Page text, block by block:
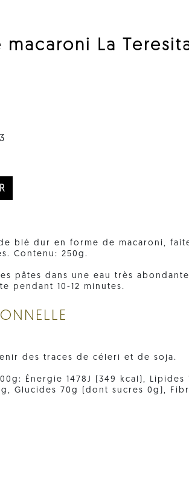
La
blé dur en forme de macaroni,
Contenu: 250g.
pâtes dans une eau très abondante
pendant 10-12 minutes.
des traces de céleri et de soja.
Énergie 1478J (349 kcal), Lipides
Glucides 70g (dont sucres 0g),